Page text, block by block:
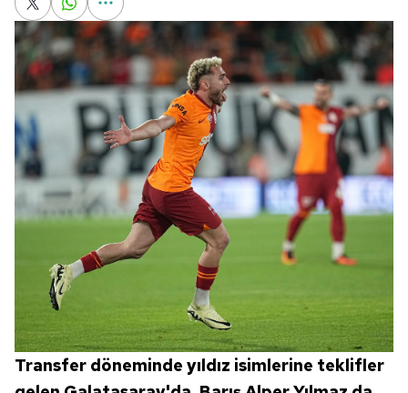
Transfer döneminde yıldız isimlerine teklifler